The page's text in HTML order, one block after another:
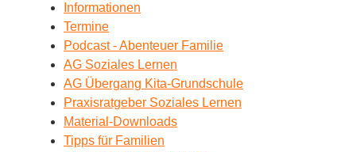
Informationen
Termine
Podcast - Abenteuer Familie
AG Soziales Lernen
AG Übergang Kita-Grundschule
Praxisratgeber Soziales Lernen
Material-Downloads
Tipps für Familien